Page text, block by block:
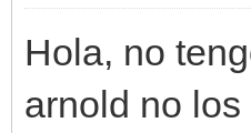
Hola, no
arnold no